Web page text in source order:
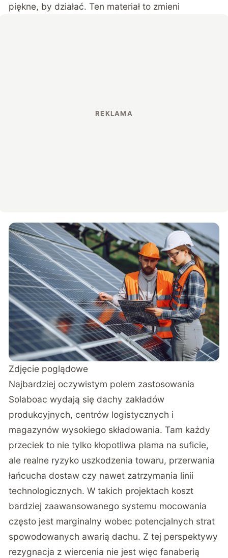
piękne, by działać. Ten materiał to zmieni
Zdjęcie poglądowe
Najbardziej oczywistym polem zastosowania
Solaboac wydają się dachy zakładów
produkcyjnych, centrów logistycznych i
magazynów wysokiego składowania. Tam każdy
przeciek to nie tylko kłopotliwa plama na suficie,
ale realne ryzyko uszkodzenia towaru, przerwania
łańcucha dostaw czy nawet zatrzymania linii
technologicznych. W takich projektach koszt
bardziej zaawansowanego systemu mocowania
często jest marginalny wobec potencjalnych strat
spowodowanych awarią dachu. Z tej perspektywy
rezygnacja z wiercenia nie jest więc fanaberią